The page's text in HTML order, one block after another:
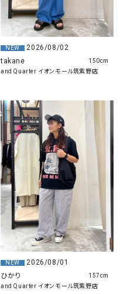
NEW
2026/08/02
takane
and Quarter イオンモール筑紫野店
150cm
NEW
2026/08/01
ひかり
and Quarter イオンモール筑紫野店
157cm